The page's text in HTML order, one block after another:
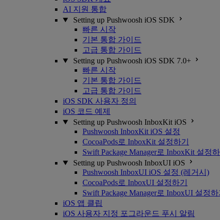
AI 지원 통합
Setting up Pushwoosh iOS SDK
빠른 시작
기본 통합 가이드
고급 통합 가이드
Setting up Pushwoosh iOS SDK 7.0+
빠른 시작
기본 통합 가이드
고급 통합 가이드
iOS SDK 사용자 정의
iOS 코드 예제
Setting up Pushwoosh InboxKit iOS
Pushwoosh InboxKit iOS 설정
CocoaPods로 InboxKit 설정하기
Swift Package Manager로 InboxKit 설정하
Setting up Pushwoosh InboxUI iOS
Pushwoosh InboxUI iOS 설정 (레거시)
CocoaPods로 InboxUI 설정하기
Swift Package Manager로 InboxUI 설정하
iOS 앱 클립
iOS 사용자 지정 포그라운드 푸시 알림